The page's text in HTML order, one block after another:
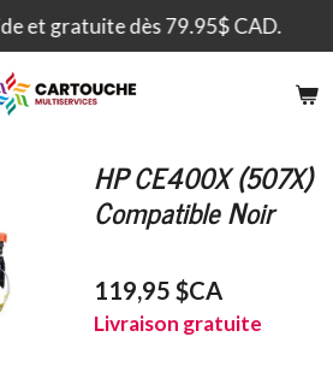
et gratuite dès 79.95$ CAD.
HP CE400X (507X)
Compatible Noir
119,95 $CA
Livraison gratuite